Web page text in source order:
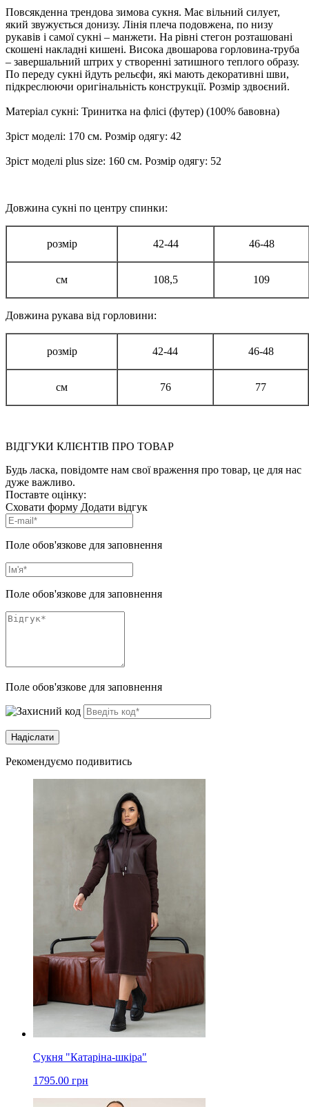
Повсякденна трендова зимова сукня. Має вільний силует,
який звужується донизу. Лінія плеча подовжена, по низу
рукавів і самої сукні – манжети. На рівні стегон розташовані
скошені накладні кишені. Висока двошарова горловина-труба
– завершальний штрих у створенні затишного теплого образу.
По переду сукні йдуть рельєфи, які мають декоративні шви,
підкреслюючи оригінальність конструкції. Розмір здвоєний.
Матеріал сукні: Тринитка на флісі (футер) (100% бавовна)
Зріст моделі: 170 см. Розмір одягу: 42
Зріст моделі plus size: 160 см. Розмір одягу: 52
Довжина сукні по центру спинки:
розмір 42-44 46-48
см 108,5 109
Довжина рукава від горловини:
розмір 42-44 46-48
см 76 77
ВІДГУКИ КЛІЄНТІВ ПРО ТОВАР
Будь ласка, повідомте нам свої враження про товар, це для нас
дуже важливо.
Поставте оцінку:
Сховати форму Додати відгук
Поле обов'язкове для заповнення
Поле обов'язкове для заповнення
Поле обов'язкове для заповнення
Рекомендуємо подивитись
Сукня "Катаріна-шкіра"
1795.00 грн